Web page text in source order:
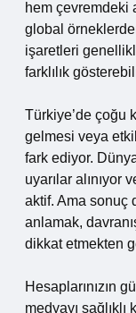
hem çevremdeki
global
işaretleri
farklılık
Türkiye’de çoğu
gelmesi veya
fark ediyor.
uyarılar alınıyor
aktif. Ama sonuç
anlamak,
dikkat etmekten
Hesaplarınızın
medyayı